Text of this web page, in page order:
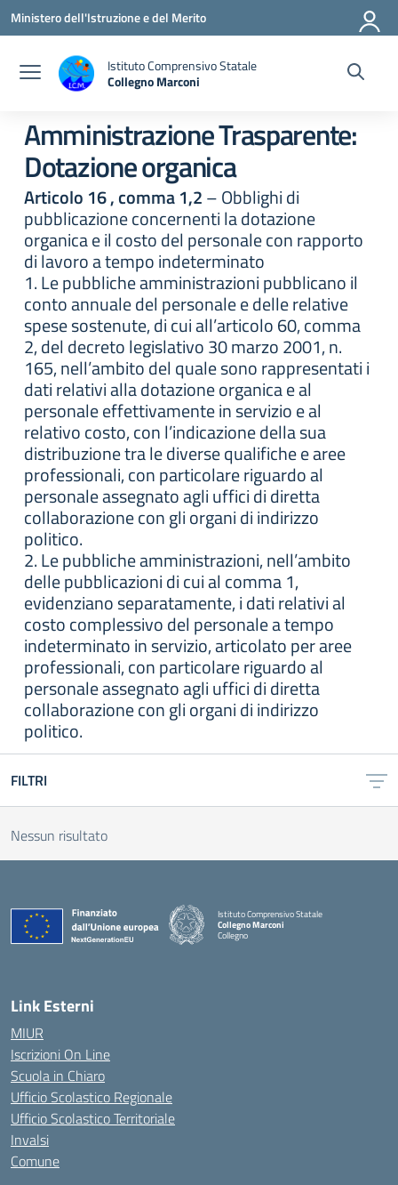
Vai ai contenuti
Vai al menu di navigazione
Vai al footer
Ministero dell'Istruzione e del Merito
Istituto Comprensivo Statale
Collegno Marconi
Amministrazione Trasparente:
Dotazione organica
Articolo 16 , comma 1,2– Obblighi di
pubblicazione concernenti la dotazione
organica e il costo del personale con rapporto
di lavoro a tempo indeterminato
1. Le pubbliche amministrazioni pubblicano il
conto annuale del personale e delle relative
spese sostenute, di cui all’articolo 60, comma
2, del decreto legislativo 30 marzo 2001, n.
165, nell’ambito del quale sono rappresentati i
dati relativi alla dotazione organica e al
personale effettivamente in servizio e al
relativo costo, con l’indicazione della sua
distribuzione tra le diverse qualifiche e aree
professionali, con particolare riguardo al
personale assegnato agli uffici di diretta
collaborazione con gli organi di indirizzo
politico.
2. Le pubbliche amministrazioni, nell’ambito
delle pubblicazioni di cui al comma 1,
evidenziano separatamente, i dati relativi al
costo complessivo del personale a tempo
indeterminato in servizio, articolato per aree
professionali, con particolare riguardo al
personale assegnato agli uffici di diretta
collaborazione con gli organi di indirizzo
politico.
FILTRI
Nessun risultato
Istituto Comprensivo Statale
Collegno Marconi
Collegno
Link Esterni
MIUR
Iscrizioni On Line
Scuola in Chiaro
Ufficio Scolastico Regionale
Ufficio Scolastico Territoriale
Invalsi
Comune